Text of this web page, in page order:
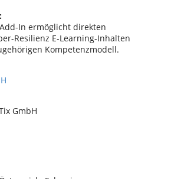
In ermöglicht direkten
Resilienz E-Learning-Inhalten
Kompetenzmodell.
GmbH